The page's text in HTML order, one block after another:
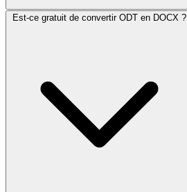
Est-ce gratuit de convertir ODT en DOCX ?